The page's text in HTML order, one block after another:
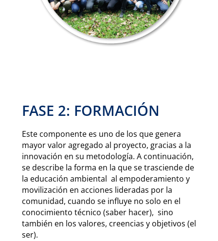
FASE 2: FORMACIÓN
Este componente es uno de los que genera
mayor valor agregado al proyecto, gracias a la
innovación en su metodología. A continuación,
se describe la forma en la que se trasciende de
la educación ambiental al empoderamiento y
movilización en acciones lideradas por la
comunidad, cuando se influye no solo en el
conocimiento técnico (saber hacer), sino
también en los valores, creencias y objetivos (el
ser).